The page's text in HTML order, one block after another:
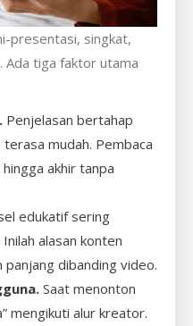
presentasi, singkat,
Ada tiga faktor utama
. Penjelasan bertahap
mudah. Pembaca
akhir tanpa
edukatif sering
alasan konten
panjang dibanding video.
Saat menonton
mengikuti alur kreator.